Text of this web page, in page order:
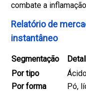
combate a
Relatório de
instantâneo
Segmentação
Por tipo
Por forma
Pó,